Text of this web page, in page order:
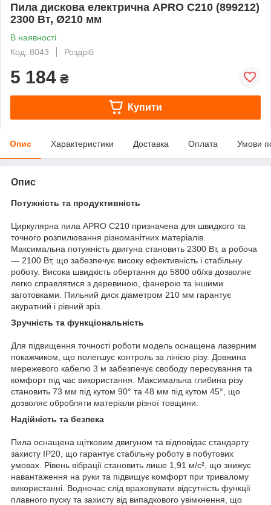
Пила дискова електрична APRO C210 (899212)
2300 Вт, Ø210 мм
В наявності
Код: 8043
Роздріб
5 184 ₴
Купити
Опис Характеристики Доставка Оплата Умови
Опис
Потужність та продуктивність
Циркулярна пила APRO C210 призначена для швидкого та
точного розпилювання різноманітних матеріалів.
Максимальна потужність двигуна становить 2300 Вт, а робоча
— 2100 Вт, що забезпечує високу ефективність і стабільну
роботу. Висока швидкість обертання до 5800 об/хв дозволяє
легко справлятися з деревиною, фанерою та іншими
заготовками. Пильний диск діаметром 210 мм гарантує
акуратний і рівний зріз.
Зручність та функціональність
Для підвищення точності роботи модель оснащена лазерним
покажчиком, що полегшує контроль за лінією різу. Довжина
мережевого кабелю 3 м забезпечує свободу пересування та
комфорт під час використання. Максимальна глибина різу
становить 73 мм під кутом 90° та 48 мм під кутом 45°, що
дозволяє обробляти матеріали різної товщини.
Надійність та безпека
Пила оснащена щітковим двигуном та відповідає стандарту
захисту IP20, що гарантує стабільну роботу в побутових
умовах. Рівень вібрації становить лише 1,91 м/с², що знижує
навантаження на руки та підвищує комфорт при тривалому
використанні. Водночас слід враховувати відсутність функції
плавного пуску та захисту від випадкового увімкнення, що